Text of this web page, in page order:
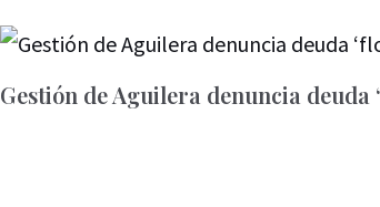
Gestión de Aguilera denuncia deuda